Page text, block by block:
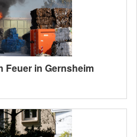
Feuer in Gernsheim